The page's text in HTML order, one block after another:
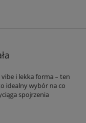
vibe i lekka forma – ten
idealny wybór na co
spojrzenia